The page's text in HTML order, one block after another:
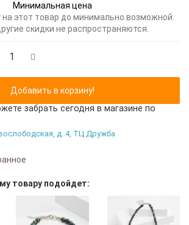
Минимальная цена
этот товар до минимально возможной.
скидки не распространяются.
забрать сегодня в магазине по
д. 4, ТЦ Дружба
товару подойдет: